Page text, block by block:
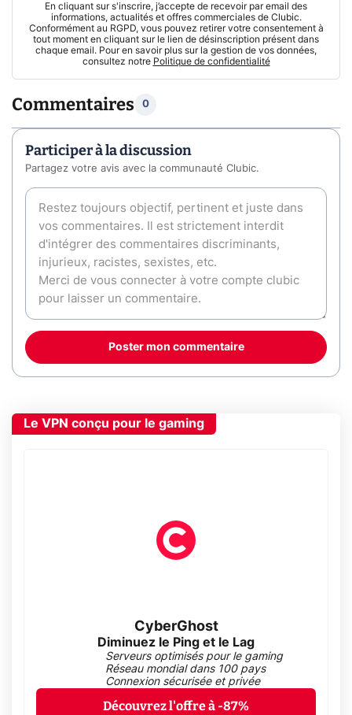
En cliquant sur s'inscrire, j’accepte de recevoir par email des
informations, actualités et offres commerciales de Clubic.
Conformément au RGPD, vous pouvez retirer votre consentement à
tout moment en cliquant sur le lien de désinscription présent dans
chaque email. Pour en savoir plus sur la gestion de vos données,
consultez notre Politique de confidentialité
Commentaires 0
Participer à la discussion
Partagez votre avis avec la communauté Clubic.
Poster mon commentaire
Le VPN conçu pour le gaming
CyberGhost
Diminuez le Ping et le Lag
Serveurs optimisés pour le gaming
Réseau mondial dans 100 pays
Connexion sécurisée et privée
Découvrez l'offre à -87%